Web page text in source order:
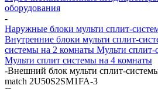
оборудования
-
Наружные блоки мульти сплит-
Внутренние блоки мульти сплит-
системы на 2 комнаты Мульти сплит-
Мульти сплит системы на 4 комнаты
-Внешний блок мульти сплит-
match 2U50S2SM1FA-3